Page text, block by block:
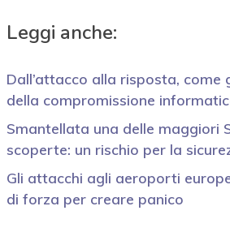
Leggi anche:
Dall’attacco alla risposta, come
della compromissione
Smantellata una delle maggiori
scoperte: un rischio per la
Gli attacchi agli aeroporti
di forza per creare panico